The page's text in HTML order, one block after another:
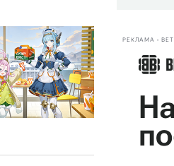
РЕКЛАМА •